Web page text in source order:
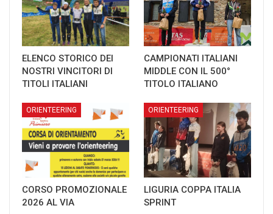
ELENCO STORICO DEI
NOSTRI VINCITORI DI
TITOLI ITALIANI
CAMPIONATI ITALIANI
MIDDLE CON IL 500°
TITOLO ITALIANO
ORIENTEERING
CORSO PROMOZIONALE
2026 AL VIA
ORIENTEERING
LIGURIA COPPA ITALIA
SPRINT